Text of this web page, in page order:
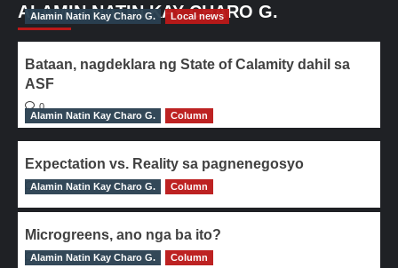
ALAMIN NATIN KAY CHARO G.
Alamin Natin Kay Charo G. Local news
Bataan, nagdeklara ng State of Calamity dahil sa
ASF
0
Alamin Natin Kay Charo G.
Column
Expectation vs. Reality sa pagnenegosyo
0
Alamin Natin Kay Charo G. Column
Microgreens, ano nga ba ito?
0
Alamin Natin Kay Charo G. Column